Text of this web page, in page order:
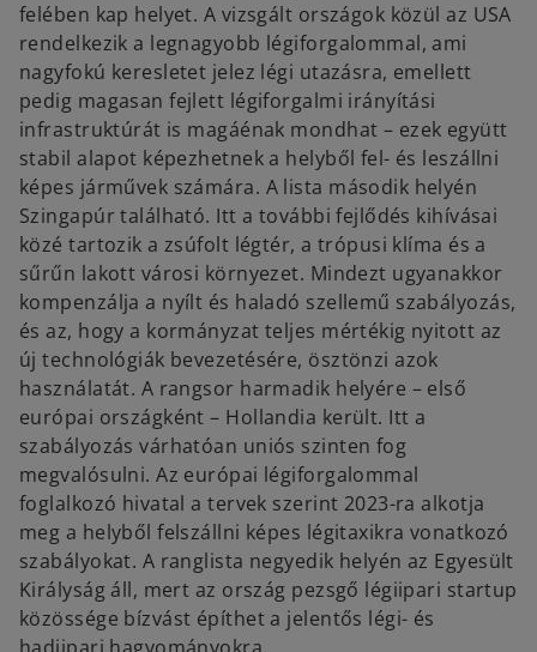
felében kap helyet. A vizsgált országok közül az USA
rendelkezik a legnagyobb légiforgalommal, ami
nagyfokú keresletet jelez légi utazásra, emellett
pedig magasan fejlett légiforgalmi irányítási
infrastruktúrát is magáénak mondhat – ezek együtt
stabil alapot képezhetnek a helyből fel- és leszállni
képes járművek számára. A lista második helyén
Szingapúr található. Itt a további fejlődés kihívásai
közé tartozik a zsúfolt légtér, a trópusi klíma és a
sűrűn lakott városi környezet. Mindezt ugyanakkor
kompenzálja a nyílt és haladó szellemű szabályozás,
és az, hogy a kormányzat teljes mértékig nyitott az
új technológiák bevezetésére, ösztönzi azok
használatát. A rangsor harmadik helyére – első
európai országként – Hollandia került. Itt a
szabályozás várhatóan uniós szinten fog
megvalósulni. Az európai légiforgalommal
foglalkozó hivatal a tervek szerint 2023-ra alkotja
meg a helyből felszállni képes légitaxikra vonatkozó
szabályokat. A ranglista negyedik helyén az Egyesült
Királyság áll, mert az ország pezsgő légiipari startup
közössége bízvást építhet a jelentős légi- és